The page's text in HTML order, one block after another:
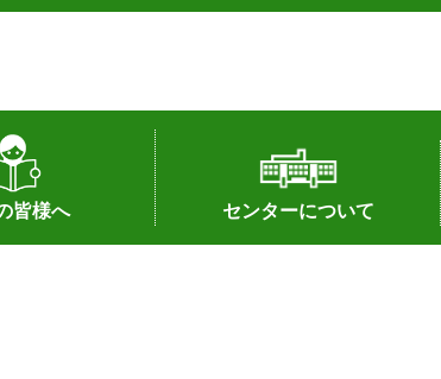
皆様へ
する新技術
技術
る新技術
新技術
る新技術
技術
する豆知識
豆知識
知識
知識
環境・機械関係
る豆知識
る豆知識
センターについて
所長あいさつ
組織（各部署へのリンク）
アクセス
沿革
所内の施設配置図